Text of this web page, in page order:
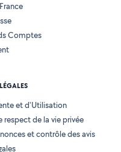
Comptes
et d'Utilisation
de la vie privée
et contrôle des avis